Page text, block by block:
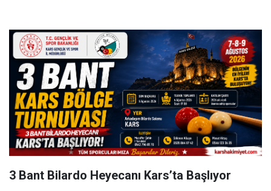
3 Bant Bilardo Heyecanı Kars’ta Başlıyor